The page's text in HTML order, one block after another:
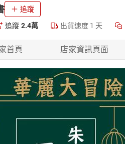
追蹤
追蹤 2.4萬 出貨速度 1 天
首頁 店家資訊頁面